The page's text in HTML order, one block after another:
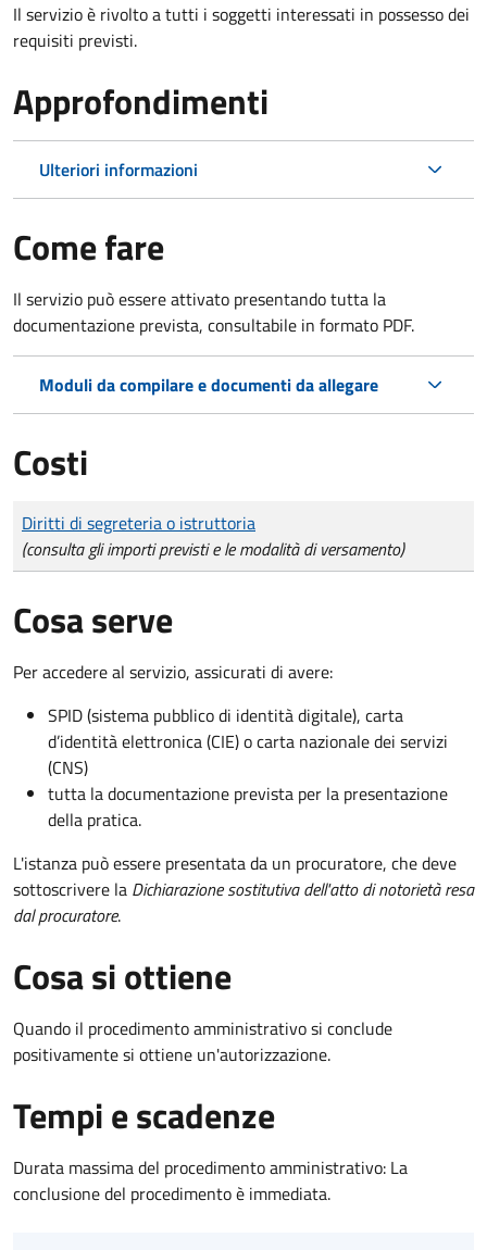
Il servizio è rivolto a tutti i soggetti interessati in possesso dei
requisiti previsti.
Approfondimenti
Ulteriori informazioni
Come fare
Il servizio può essere attivato presentando tutta la
documentazione prevista, consultabile in formato PDF.
Moduli da compilare e documenti da allegare
Costi
Tipo di pagamento
Importo
Diritti di segreteria o istruttoria
(consulta gli importi previsti e le modalità di versamento)
Cosa serve
Per accedere al servizio, assicurati di avere:
SPID (sistema pubblico di identità digitale), carta
d’identità elettronica (CIE) o carta nazionale dei servizi
(CNS)
tutta la documentazione prevista per la presentazione
della pratica.
L'istanza può essere presentata da un procuratore, che deve
sottoscrivere la Dichiarazione sostitutiva dell'atto di notorietà resa
dal procuratore.
Cosa si ottiene
Quando il procedimento amministrativo si conclude
positivamente si ottiene un'autorizzazione.
Tempi e scadenze
Durata massima del procedimento amministrativo: La
conclusione del procedimento è immediata.